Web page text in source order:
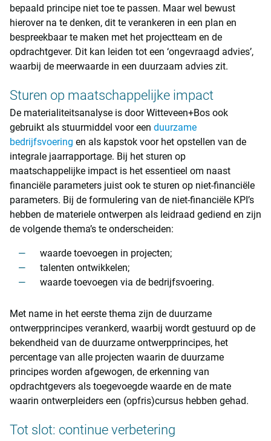
bepaald principe niet toe te passen. Maar wel bewust
hierover na te denken, dit te verankeren in een plan en
bespreekbaar te maken met het projectteam en de
opdrachtgever. Dit kan leiden tot een ‘ongevraagd advies’,
waarbij de meerwaarde in een duurzaam advies zit.
Sturen op maatschappelijke impact
De materialiteitsanalyse is door Witteveen+Bos ook
gebruikt als stuurmiddel voor een duurzame
bedrijfsvoering en als kapstok voor het opstellen van de
integrale jaarrapportage. Bij het sturen op
maatschappelijke impact is het essentieel om naast
financiële parameters juist ook te sturen op niet-financiële
parameters. Bij de formulering van de niet-financiële KPI’s
hebben de materiele ontwerpen als leidraad gediend en zijn
de volgende thema’s te onderscheiden:
waarde toevoegen in projecten;
talenten ontwikkelen;
waarde toevoegen via de bedrijfsvoering.
Met name in het eerste thema zijn de duurzame
ontwerpprincipes verankerd, waarbij wordt gestuurd op de
bekendheid van de duurzame ontwerpprincipes, het
percentage van alle projecten waarin de duurzame
principes worden afgewogen, de erkenning van
opdrachtgevers als toegevoegde waarde en de mate
waarin ontwerpleiders een (opfris)cursus hebben gehad.
Tot slot: continue verbetering